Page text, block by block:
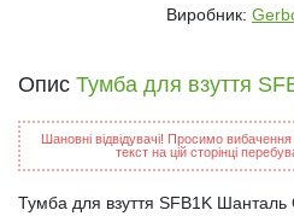
Виробник:
Опис Тумба для взуття
Шановні відвідувачі! Просимо
текст на цій сторінці
Тумба для взуття SFB1K Шанталь